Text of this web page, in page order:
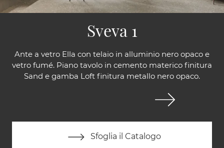
Ante a vetro Ella con telaio in alluminio nero opaco e
vetro fumé. Piano tavolo in cemento materico finitura
Sand e gamba Loft finitura metallo nero opaco.
Sfoglia il Catalogo
Sveva 1